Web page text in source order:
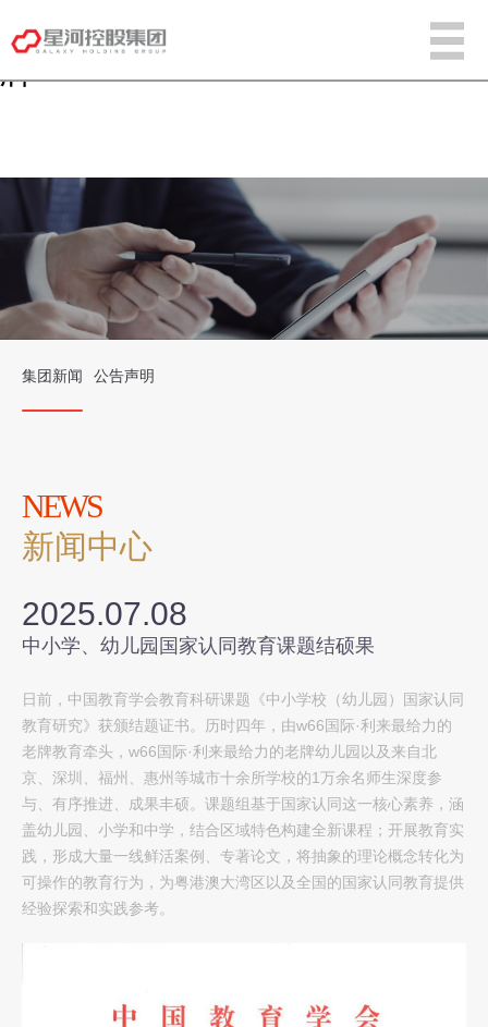
w66国际·利来[中国]最给力的老
牌
集团新闻 公告声明
NEWS
新闻中心
2025.07.08
中小学、幼儿园国家认同教育课题结硕果
日前，中国教育学会教育科研课题《中小学校（幼儿园）国家认同
教育研究》获颁结题证书。历时四年，由w66国际·利来最给力的
老牌教育牵头，w66国际·利来最给力的老牌幼儿园以及来自北
京、深圳、福州、惠州等城市十余所学校的1万余名师生深度参
与、有序推进、成果丰硕。课题组基于国家认同这一核心素养，涵
盖幼儿园、小学和中学，结合区域特色构建全新课程；开展教育实
践，形成大量一线鲜活案例、专著论文，将抽象的理论概念转化为
可操作的教育行为，为粤港澳大湾区以及全国的国家认同教育提供
经验探索和实践参考。